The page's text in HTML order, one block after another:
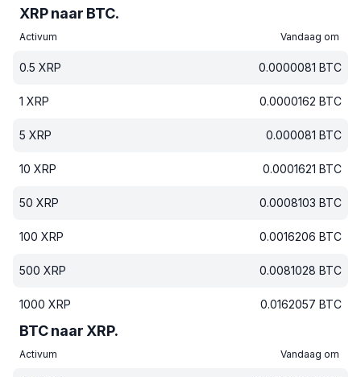
XRP naar BTC.
Activum Vandaag om
0.5 XRP 0.0000081 BTC
1 XRP 0.0000162 BTC
5 XRP 0.000081 BTC
10 XRP 0.0001621 BTC
50 XRP 0.0008103 BTC
100 XRP 0.0016206 BTC
500 XRP 0.0081028 BTC
1000 XRP 0.0162057 BTC
BTC naar XRP.
Activum Vandaag om